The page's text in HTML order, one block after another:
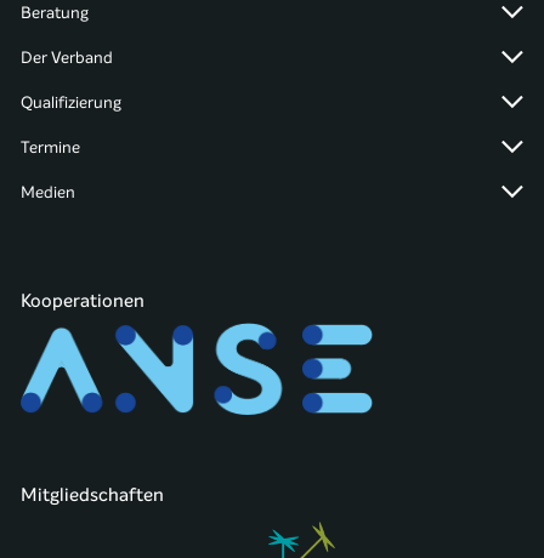
Beratung
Der Verband
Qualifizierung
Termine
Medien
Kooperationen
Mitgliedschaften